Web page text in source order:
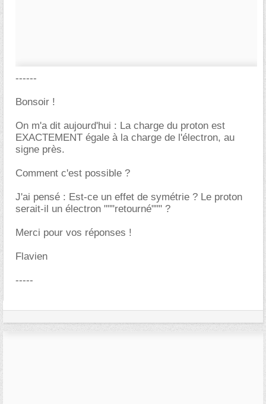
------
Bonsoir !
On m'a dit aujourd'hui : La charge du proton est
EXACTEMENT égale à la charge de l'électron, au
signe près.
Comment c'est possible ?
J'ai pensé : Est-ce un effet de symétrie ? Le proton
serait-il un électron """retourné""" ?
Merci pour vos réponses !
Flavien
-----